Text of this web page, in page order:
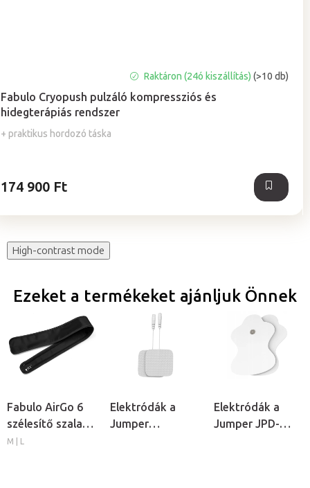
Fabulo Cryopush pulzáló kompressziós és
hidegterápiás rendszer
+ praktikus hordozó táska
termék
átlagos
értékelése
5-
Raktáron (24ó kiszállítás)(>10 db)
174 900 Ft
High-contrast mode
Ezeket a termékeket ajánljuk Önnek
Fabulo AirGo 6
szélesítő szalag
lábmandzsettához,
M | L
Elektródák a
Jumper
Elektródák a
Jumper JPD-